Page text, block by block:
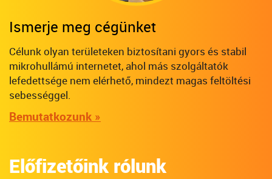
Ismerje meg cégünket
Célunk olyan területeken biztosítani gyors és stabil
mikrohullámú internetet, ahol más szolgáltatók
lefedettsége nem elérhető, mindezt magas feltöltési
sebességgel.
Bemutatkozunk »
Előfizetőink rólunk